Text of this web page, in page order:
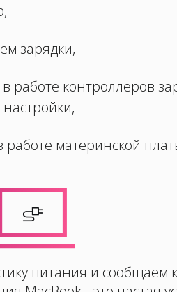
зарядки,
работе контроллеров
работе материнской
питания и сообщаем